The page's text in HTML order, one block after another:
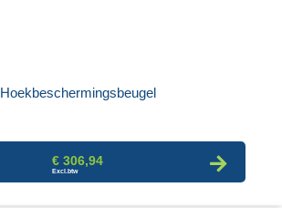
Hoekbeschermingsbeugel
€ 306,94